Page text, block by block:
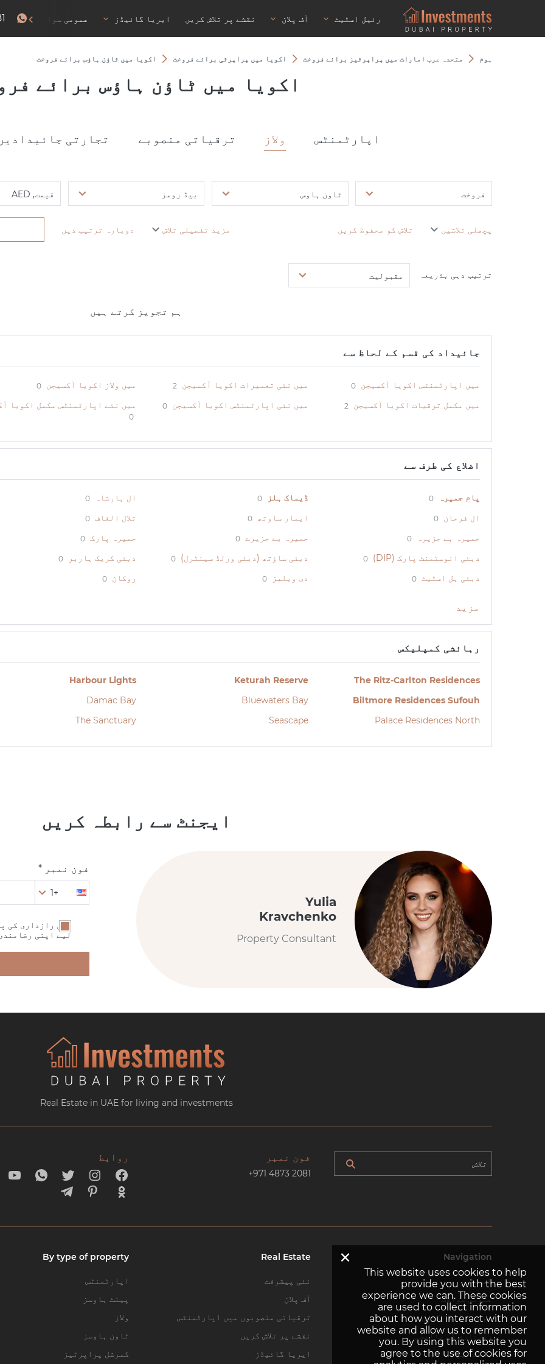
رئیل اسٹیٹ آف پلان نقشے پر تلاش کریں ایریا گائیڈز عمومی سوالات
ہوم متحدہ عرب امارات میں پراپرٹیز برائے فروخت اکویا میں پراپرٹی برائے فروخت اکویا میں ٹاؤن ہاؤس برائے فروخت
اکویا میں ٹاؤن ہاؤس برائے
اپارٹمنٹس ولاز ترقیاتی منصوبے تجارتی
فروخت ٹاون ہاوس بیڈ رومز قیمت, AED
پچھلی تلاشیں تلاش کو محفوظ کریں مزید تفصیلی تلاش دوبارہ ترتیب دیں
ترتیب دہی بذریعہ مقبولیت
ہم تجویز کرتے ہیں
جائیداد کی قسم کے لحاظ سے
میں اپارٹمنٹس اکویا آکسیجن 0 میں نئی تعمیرات اکویا آکسیجن 2 میں ولاز اکویا آکسیجن 0
میں مکمل ترقیات اکویا آکسیجن 2 میں نئی اپارٹمنٹس اکویا آکسیجن 0 میں نئے اپارٹمنٹس مکمل اکویا
0
اضلاع کی طرف سے
پام جمیرہ 0 ڈیماک ہلز 0 ال بارشاہ 0
ال فرجان 0 ایمار ساوتھ 0 تلال الغاف 0
جمیرہ بے جزیرہ 0 جمیرہ بے جزیرے 0 جمیرہ پارک 0
دبئی انوسٹمنٹ پارک (DIP) 0 دبئی ساؤتھ (دبئی ورلڈ سینٹرل) 0 دبئی کریک ہاربر 0
دبئی ہل اسٹیٹ 0 دی ویلیز 0 روکان 0
مزید
رہائشی کمپلیکس
The Ritz-Carlton Residences
Keturah Reserve
Harbour Lights
Biltmore Residences Sufouh
Bluewaters Bay
Damac Bay
Palace Residences North
Seascape
The Sanctuary
ایجنٹ سے رابطہ کریں
Yulia
Kravchenko
Property Consultant
فون نمبر *
+1
میں رازداری کی
لیے اپنی
Real Estate in UAE for living and investments
فون نمبر
+971 4873 2081
روابط
Navigation
گھر
عمومی سوالات
ہم سے رابطہ کریں
رازداری کی پالیسی
سائٹ میپ
Real Estate
نئی پیشرفت
آف پلان
ترقیاتی منصوبوں میں اپارٹمنٹس
نقشے پر تلاش کریں
ایریا گائیڈز
By type of property
اپارٹمنٹس
پینٹ ہاوسز
ولاز
ٹاون ہاوسز
کمرشل پراپرٹیز
×
This website uses cookies to help
provide you with the best
experience we can. These cookies
are used to collect information
about how you interact with our
website and allow us to remember
you. By using this website you
agree to the use of cookies for